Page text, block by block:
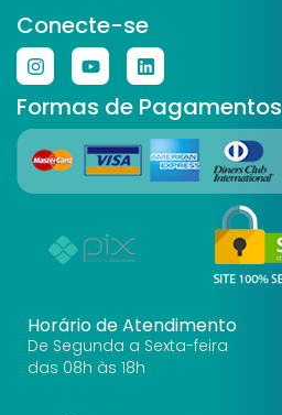
Conecte-se
Formas de Pagamentos
Horário de Atendimento
De Segunda a Sexta-feira
das 08h às 18h